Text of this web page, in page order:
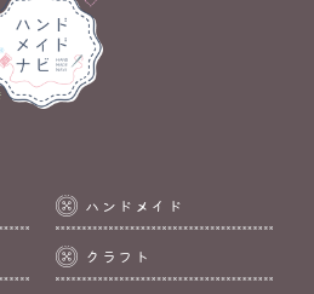
ハンドメイド
クラフト